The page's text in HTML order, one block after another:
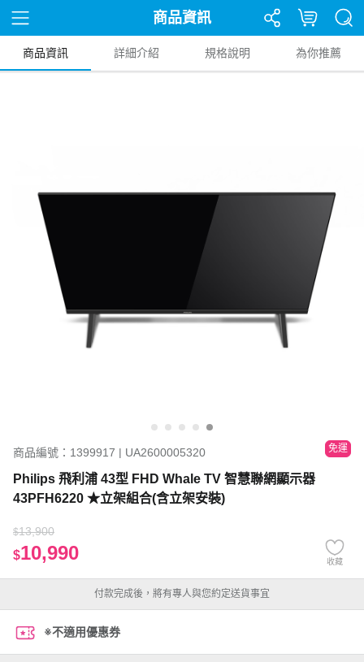
商品資訊
商品資訊 詳細介紹 規格說明 為你推薦
商品編號：1399917 | UA2600005320 免運
Philips 飛利浦 43型 FHD Whale TV 智慧聯網顯示器
43PFH6220 ★立架組合(含立架安裝)
$13,900
$10,990 收藏
付款完成後，將有專人與您約定送貨事宜
※不適用優惠券